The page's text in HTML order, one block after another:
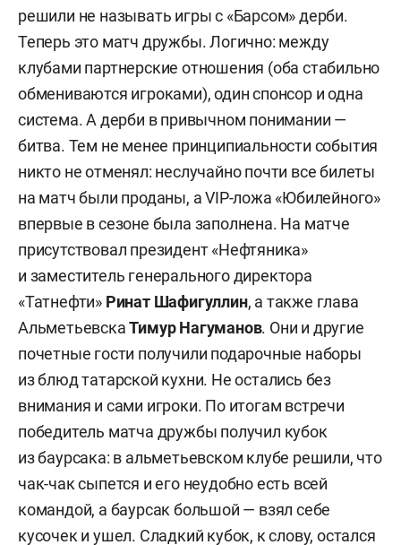
решили не называть игры с «Барсом» дерби.
Теперь это матч дружбы. Логично: между
клубами партнерские отношения (оба стабильно
обмениваются игроками), один спонсор и одна
система. А дерби в привычном понимании —
битва. Тем не менее принципиальности события
никто не отменял: неслучайно почти все билеты
на матч были проданы, а VIP-ложа «Юбилейного»
впервые в сезоне была заполнена. На матче
присутствовал президент «Нефтяника»
и заместитель генерального директора
«Татнефти» Ринат Шафигуллин, а также глава
АльметьевскаТимур Нагуманов. Они и другие
почетные гости получили подарочные наборы
из блюд татарской кухни. Не остались без
внимания и сами игроки. По итогам встречи
победитель матча дружбы получил кубок
из баурсака: в альметьевском клубе решили, что
чак-чак сыпется и его неудобно есть всей
командой, а баурсак большой — взял себе
кусочек и ушел. Сладкий кубок, к слову, остался